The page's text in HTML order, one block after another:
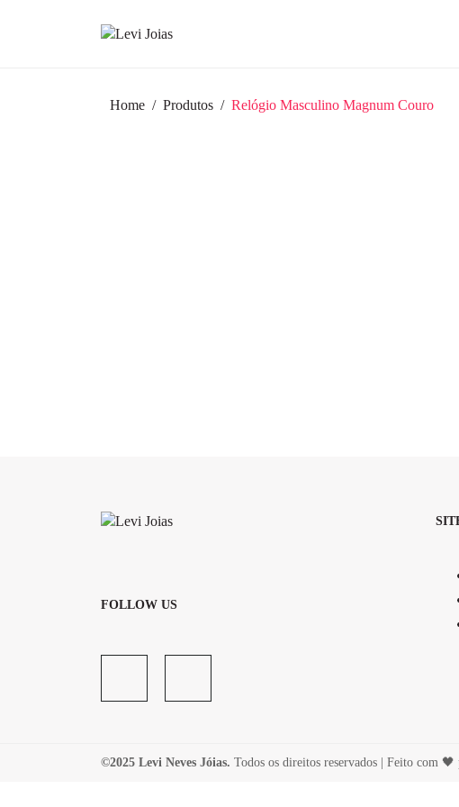
Home Produtos Relógio Masculino Magnum Couro
FOLLOW US
©2025 Levi Neves Jóias. Todos os direitos reservados | Feito com 🖤